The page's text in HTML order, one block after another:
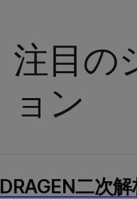
注目の
ョン
DRAGEN二次解